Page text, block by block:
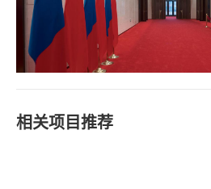
相关项目推荐